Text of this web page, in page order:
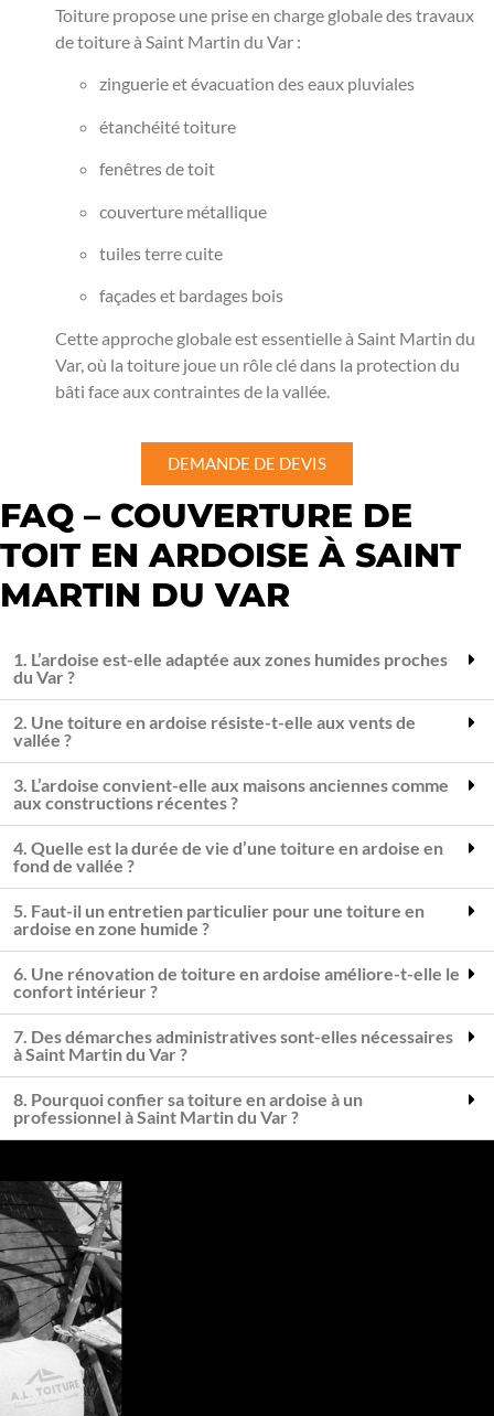
Toiture propose une prise en charge globale des travaux
de toiture à Saint Martin du Var :
zinguerie et évacuation des eaux pluviales
étanchéité toiture
fenêtres de toit
couverture métallique
tuiles terre cuite
façades et bardages bois
Cette approche globale est essentielle à Saint Martin du
Var, où la toiture joue un rôle clé dans la protection du
bâti face aux contraintes de la vallée.
DEMANDE DE DEVIS
FAQ – COUVERTURE DE
TOIT EN ARDOISE À SAINT
MARTIN DU VAR
1. L’ardoise est-elle adaptée aux zones humides proches
du Var ?
2. Une toiture en ardoise résiste-t-elle aux vents de
vallée ?
3. L’ardoise convient-elle aux maisons anciennes comme
aux constructions récentes ?
4. Quelle est la durée de vie d’une toiture en ardoise en
fond de vallée ?
5. Faut-il un entretien particulier pour une toiture en
ardoise en zone humide ?
6. Une rénovation de toiture en ardoise améliore-t-elle le
confort intérieur ?
7. Des démarches administratives sont-elles nécessaires
à Saint Martin du Var ?
8. Pourquoi confier sa toiture en ardoise à un
professionnel à Saint Martin du Var ?